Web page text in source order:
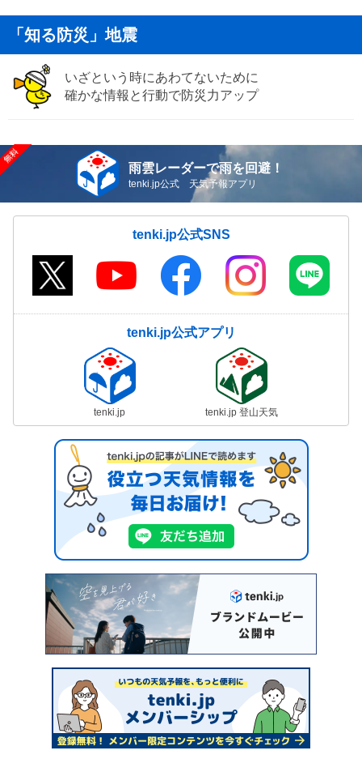
「知る防災」地震
いざという時にあわてないために
確かな情報と行動で防災力アップ
雨雲レーダーで雨を回避！
tenki.jp公式 天気予報アプリ
tenki.jp公式SNS
tenki.jp公式アプリ
tenki.jp tenki.jp 登山天気